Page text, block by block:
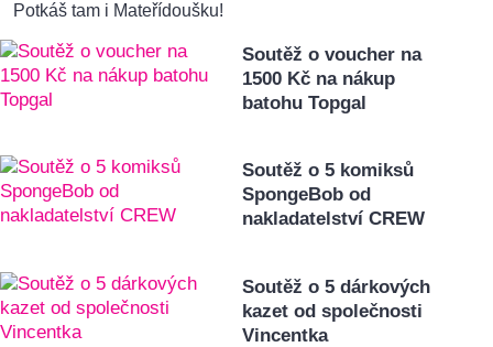
Potkáš tam i Mateřídoušku!
Soutěž o voucher na
1500 Kč na nákup
batohu Topgal
Soutěž o 5 komiksů
SpongeBob od
nakladatelství CREW
Soutěž o 5 dárkových
kazet od společnosti
Vincentka